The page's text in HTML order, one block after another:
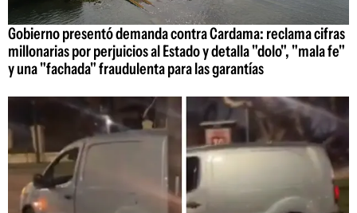
Gobierno presentó demanda contra Cardama: reclama cifras
millonarias por perjuicios al Estado y detalla "dolo", "mala fe"
y una "fachada" fraudulenta para las garantías